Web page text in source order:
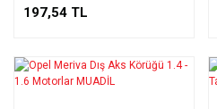
197,54 TL